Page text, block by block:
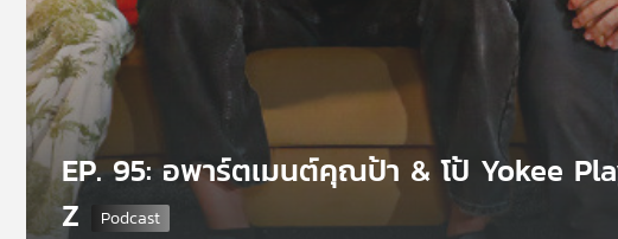
EP. 95: อพาร์ตเมนต์คุณป้า & โป้ Yokee
Z